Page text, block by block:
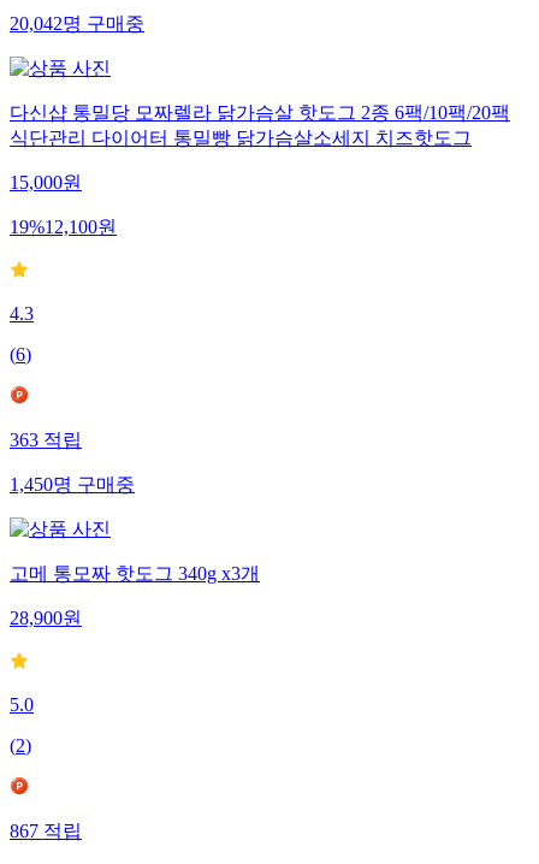
20,042명 구매중
다신샵 통밀당 모짜렐라 닭가슴살 핫도그 2종 6팩/10팩/20팩
식단관리 다이어터 통밀빵 닭가슴살소세지 치즈핫도그
15,000원
19%12,100원
4.3
(6)
363 적립
1,450명 구매중
고메 통모짜 핫도그 340g x3개
28,900원
5.0
(2)
867 적립